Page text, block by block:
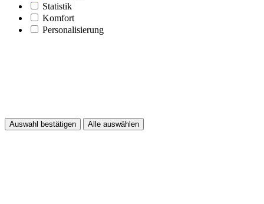
Statistik
Komfort
Personalisierung
Auswahl bestätigen Alle auswählen